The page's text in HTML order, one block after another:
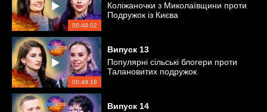
00:48:02
Коліжаночки з Миколаївщини проти
Подружок із Києва
00:49:18
Випуск 13
Популярні сільські блогери проти
Талановитих подружок
Випуск 14